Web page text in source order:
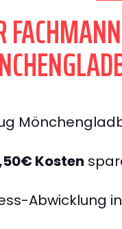
Kosten
Abwicklung in